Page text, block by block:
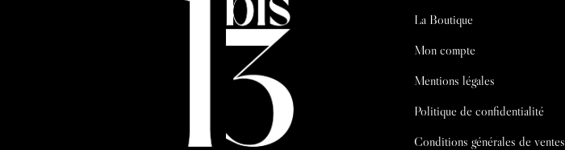
La Boutique
Mon compte
Mentions légales
Politique de confidentialité
Conditions générales de ventes